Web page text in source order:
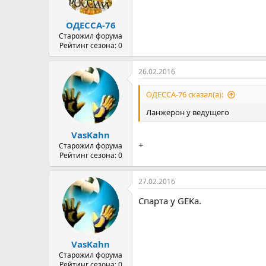
ОДЕССА-76
Старожил форума
Рейтинг сезона: 0
VasKahn
Старожил форума
Рейтинг сезона: 0
26.02.2016
ОДЕССА-76 сказал(а):
Ланжерон у ведущего
+
VasKahn
Старожил форума
27.02.2016
Спарта у GEKа.